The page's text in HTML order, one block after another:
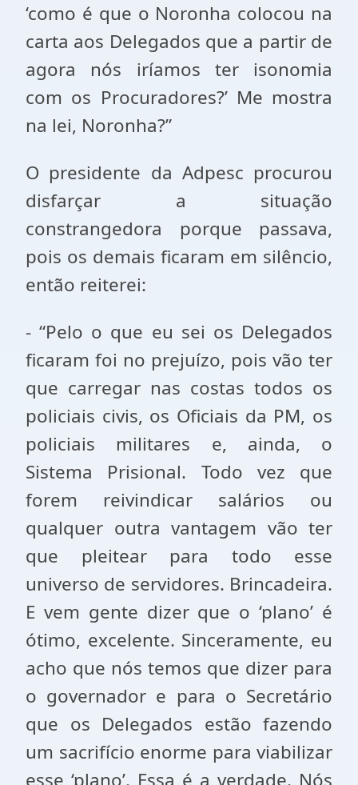
‘como é que o Noronha colocou na
carta aos Delegados que a partir de
agora nós iríamos ter isonomia
com os Procuradores?’ Me mostra
na lei, Noronha?”
O presidente da Adpesc procurou
disfarçar a situação
constrangedora porque passava,
pois os demais ficaram em silêncio,
então reiterei:
- “Pelo o que eu sei os Delegados
ficaram foi no prejuízo, pois vão ter
que carregar nas costas todos os
policiais civis, os Oficiais da PM, os
policiais militares e, ainda, o
Sistema Prisional. Todo vez que
forem reivindicar salários ou
qualquer outra vantagem vão ter
que pleitear para todo esse
universo de servidores. Brincadeira.
E vem gente dizer que o ‘plano’ é
ótimo, excelente. Sinceramente, eu
acho que nós temos que dizer para
o governador e para o Secretário
que os Delegados estão fazendo
um sacrifício enorme para viabilizar
esse ‘plano’. Essa é a verdade. Nós